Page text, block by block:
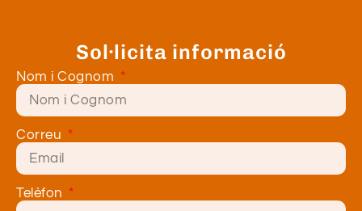
Sol·licita informació
Nom i Cognom
Correu
Telèfon